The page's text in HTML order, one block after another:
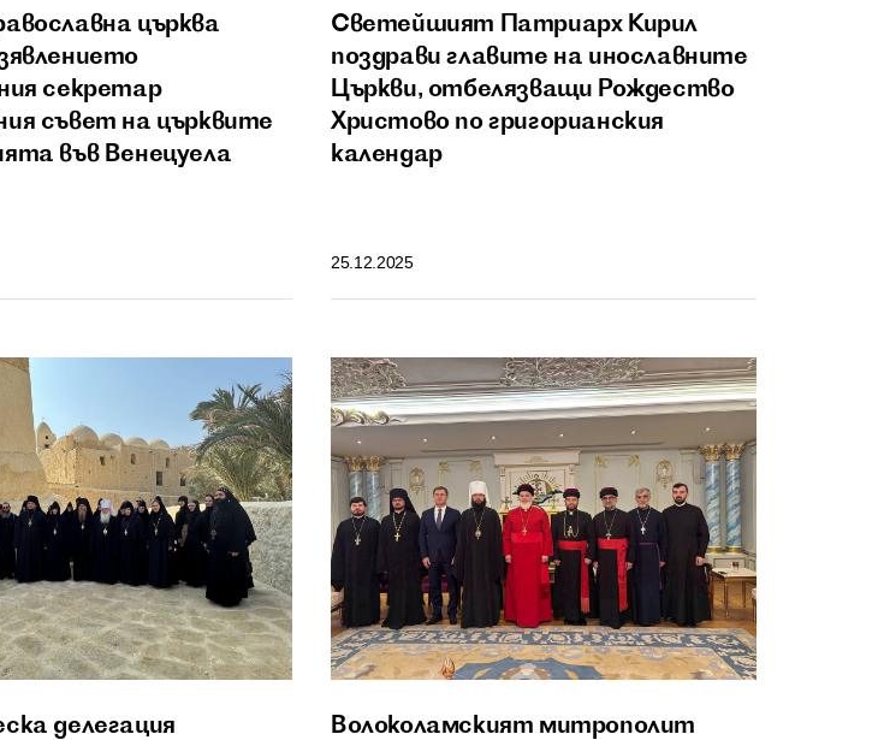
църква
секретар
съвет на църквите
във Венецуела
Светейшият Патриарх Кирил
поздрави главите на инославните
Църкви, отбелязващи Рождество
Христово по григорианския
календар
25.12.2025
делегация
Волоколамският митрополит